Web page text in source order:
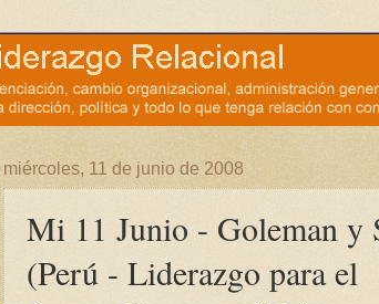
miércoles, 11 de junio de 2008
Mi 11 Junio - Goleman y
(Perú - Liderazgo para el